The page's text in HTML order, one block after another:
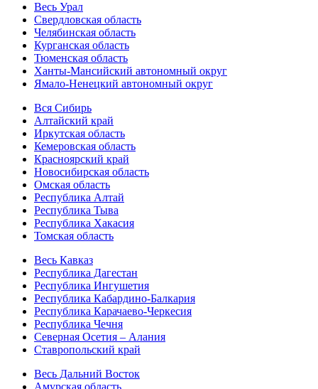
Весь Урал
Свердловская область
Челябинская область
Курганская область
Тюменская область
Ханты-Мансийский автономный округ
Ямало-Ненецкий автономный округ
Вся Сибирь
Алтайский край
Иркутская область
Кемеровская область
Красноярский край
Новосибирская область
Омская область
Республика Алтай
Республика Тыва
Республика Хакасия
Томская область
Весь Кавказ
Республика Дагестан
Республика Ингушетия
Республика Кабардино-Балкария
Республика Карачаево-Черкесия
Республика Чечня
Северная Осетия – Алания
Ставропольский край
Весь Дальний Восток
Амурская область